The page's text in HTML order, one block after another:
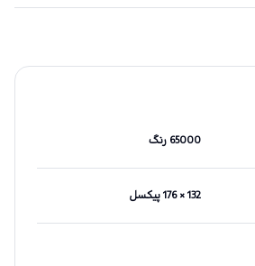
65000 رنگ
132 × 176 پیکسل